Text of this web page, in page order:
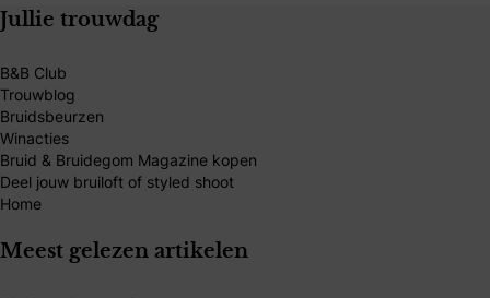
Jullie trouwdag
B&B Club
Trouwblog
Bruidsbeurzen
Winacties
Bruid & Bruidegom Magazine kopen
Deel jouw bruiloft of styled shoot
Home
Meest gelezen artikelen